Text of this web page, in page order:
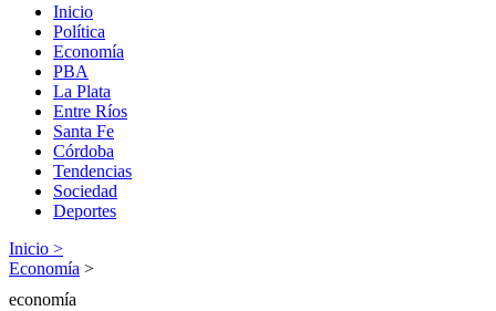
Inicio
Política
Economía
PBA
La Plata
Entre Ríos
Santa Fe
Córdoba
Tendencias
Sociedad
Deportes
Inicio >
Economía >
economía